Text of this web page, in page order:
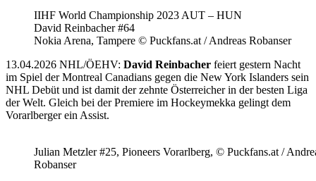
IIHF World Championship 2023 AUT – HUN
David Reinbacher #64
Nokia Arena, Tampere © Puckfans.at / Andreas Robanser
13.04.2026 NHL/ÖEHV: David Reinbacher feiert gestern Nacht
im Spiel der Montreal Canadians gegen die New York Islanders sein
NHL Debüt und ist damit der zehnte Österreicher in der besten Liga
der Welt. Gleich bei der Premiere im Hockeymekka gelingt dem
Vorarlberger ein Assist.
Julian Metzler #25, Pioneers Vorarlberg, © Puckfans.at /
Robanser